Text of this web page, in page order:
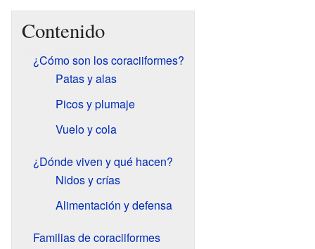
Contenido
¿Cómo son los coraciiformes?
Patas y alas
Picos y plumaje
Vuelo y cola
¿Dónde viven y qué hacen?
Nidos y crías
Alimentación y defensa
Familias de coraciiformes